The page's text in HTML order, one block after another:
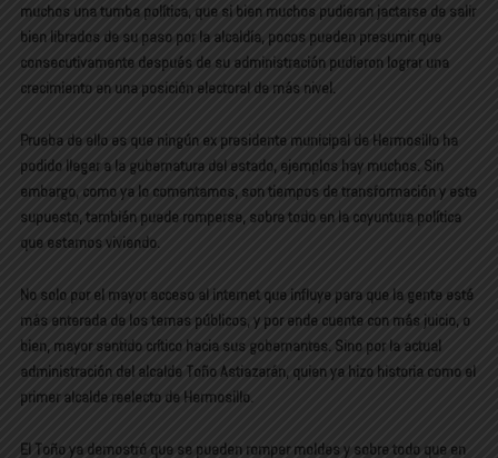
muchos una tumba política, que si bien muchos pudieran jactarse de salir
bien librados de su paso por la alcaldía, pocos pueden presumir que
consecutivamente después de su administración pudieron lograr una
crecimiento en una posición electoral de más nivel.
Prueba de ello es que ningún ex presidente municipal de Hermosillo ha
podido llegar a la gubernatura del estado, ejemplos hay muchos. Sin
embargo, como ya lo comentamos, son tiempos de transformación y este
supuesto, también puede romperse, sobre todo en la coyuntura política
que estamos viviendo.
No solo por el mayor acceso al internet que influye para que la gente esté
más enterada de los temas públicos, y por ende cuente con más juicio, o
bien, mayor sentido crítico hacia sus gobernantes. Sino por la actual
administración del alcalde Toño Astiazarán, quien ya hizo historia como el
primer alcalde reelecto de Hermosillo.
El Toño ya demostró que se pueden romper moldes y sobre todo que en